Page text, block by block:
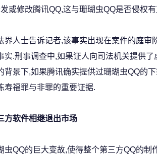
或修改腾讯QQ,这与珊瑚虫QQ是否侵权有
士告诉记者,该事实出现在案件的庭审
实.刑事调查中,如果证人向司法机关提供
背景下,如果腾讯确实提供过珊瑚虫QQ的
寿福罪与非罪的重要证据.
软件相继退出市场
QQ的巨大变故,使得整个第三方QQ的制